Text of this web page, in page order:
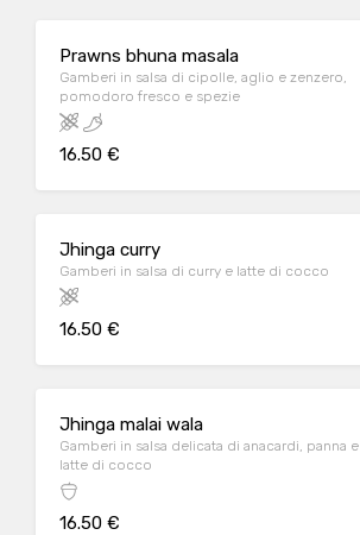
Prawns bhuna masala
Gamberi in salsa di cipolle, aglio e zenzero,
pomodoro fresco e spezie
16.50 €
Jhinga curry
Gamberi in salsa di curry e latte di cocco
16.50 €
Jhinga malai wala
Gamberi in salsa delicata di anacardi, panna e
latte di cocco
16.50 €